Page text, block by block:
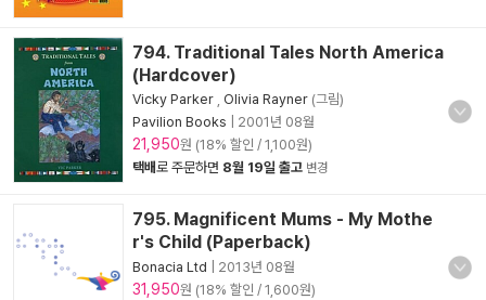
794. Traditional Tales North America
(Hardcover)
Vicky Parker Olivia Rayner (그림)
Pavilion Books
2001년 08월
21,950원 (18% 할인 / 1,100원)
택배로 주문하면 8월 19일 출고 변경
795. Magnificent Mums - My Mothe
r's Child (Paperback)
Bonacia Ltd 2013년 08월
31,950원 (18% 할인 / 1,600원)